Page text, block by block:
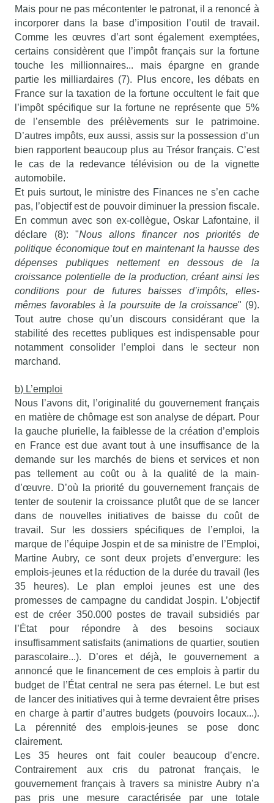
Mais pour ne pas mécontenter le patronat, il a renoncé à
incorporer dans la base d’imposition l’outil de travail.
Comme les œuvres d’art sont également exemptées,
certains considèrent que l’impôt français sur la fortune
touche les millionnaires... mais épargne en grande
partie les milliardaires (7). Plus encore, les débats en
France sur la taxation de la fortune occultent le fait que
l’impôt spécifique sur la fortune ne représente que 5%
de l’ensemble des prélèvements sur le patrimoine.
D’autres impôts, eux aussi, assis sur la possession d’un
bien rapportent beaucoup plus au Trésor français. C’est
le cas de la redevance télévision ou de la vignette
automobile.
Et puis surtout, le ministre des Finances ne s’en cache
pas, l’objectif est de pouvoir diminuer la pression fiscale.
En commun avec son ex-collègue, Oskar Lafontaine, il
déclare (8): "Nous allons financer nos priorités de
politique économique tout en maintenant la hausse des
dépenses publiques nettement en dessous de la
croissance potentielle de la production, créant ainsi les
conditions pour de futures baisses d’impôts, elles-
mêmes favorables à la poursuite de la croissance" (9).
Tout autre chose qu’un discours considérant que la
stabilité des recettes publiques est indispensable pour
notamment consolider l’emploi dans le secteur non
marchand.
b) L’emploi
Nous l’avons dit, l’originalité du gouvernement français
en matière de chômage est son analyse de départ. Pour
la gauche plurielle, la faiblesse de la création d’emplois
en France est due avant tout à une insuffisance de la
demande sur les marchés de biens et services et non
pas tellement au coût ou à la qualité de la main-
d’œuvre. D’où la priorité du gouvernement français de
tenter de soutenir la croissance plutôt que de se lancer
dans de nouvelles initiatives de baisse du coût de
travail. Sur les dossiers spécifiques de l’emploi, la
marque de l’équipe Jospin et de sa ministre de l’Emploi,
Martine Aubry, ce sont deux projets d’envergure: les
emplois-jeunes et la réduction de la durée du travail (les
35 heures). Le plan emploi jeunes est une des
promesses de campagne du candidat Jospin. L’objectif
est de créer 350.000 postes de travail subsidiés par
l’État pour répondre à des besoins sociaux
insuffisamment satisfaits (animations de quartier, soutien
parascolaire...). D’ores et déjà, le gouvernement a
annoncé que le financement de ces emplois à partir du
budget de l’État central ne sera pas éternel. Le but est
de lancer des initiatives qui à terme devraient être prises
en charge à partir d’autres budgets (pouvoirs locaux...).
La pérennité des emplois-jeunes se pose donc
clairement.
Les 35 heures ont fait couler beaucoup d’encre.
Contrairement aux cris du patronat français, le
gouvernement français à travers sa ministre Aubry n’a
pas pris une mesure caractérisée par une totale